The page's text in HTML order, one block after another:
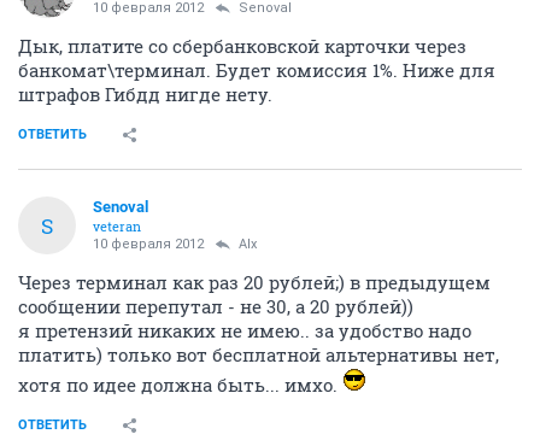
10 февраля 2012 Senoval
Дык, платите со сбербанковской карточки через
банкомат\терминал. Будет комиссия 1%. Ниже для
штрафов Гибдд нигде нету.
ОТВЕТИТЬ
S
Senoval
veteran
10 февраля 2012 Alx
Через терминал как раз 20 рублей;) в предыдущем
сообщении перепутал - не 30, а 20 рублей))
я претензий никаких не имею.. за удобство надо
платить) только вот бесплатной альтернативы нет,
хотя по идее должна быть... имхо.
ОТВЕТИТЬ